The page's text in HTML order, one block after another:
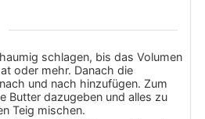
schlagen, bis das Volumen
oder mehr. Danach die
und nach hinzufügen. Zum
Butter dazugeben und alles zu
Teig mischen.